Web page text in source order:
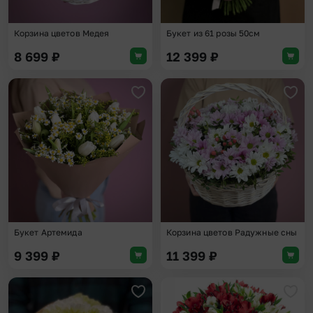
Корзина цветов Медея
8 699 ₽
Букет из 61 розы 50см
12 399 ₽
Добавить в избранное
Букет Артемида
9 399 ₽
Корзина цветов Радужные сны
11 399 ₽
Добавить в избранное